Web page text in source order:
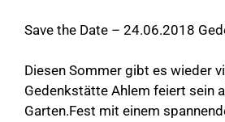
Save the Date – 24.06.2018
Diesen Sommer gibt es wieder
Gedenkstätte Ahlem feiert sein
Garten.Fest mit einem